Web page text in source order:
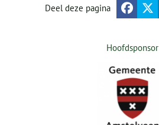
Deel deze pagina
Hoofdsponsor